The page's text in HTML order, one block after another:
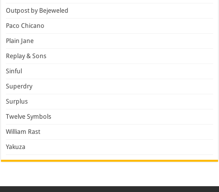
Outpost by Bejeweled
Paco Chicano
Plain Jane
Replay & Sons
Sinful
Superdry
Surplus
Twelve Symbols
William Rast
Yakuza